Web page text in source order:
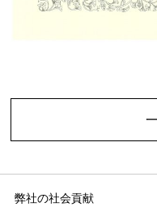
弊社の社会貢献